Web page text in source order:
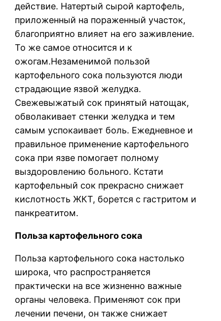
действие. Натертый сырой картофель,
приложенный на пораженный участок,
благоприятно влияет на его заживление.
То же самое относится и к
ожогам.Незаменимой пользой
картофельного сока пользуются люди
страдающие язвой желудка.
Свежевыжатый сок принятый натощак,
обволакивает стенки желудка и тем
самым успокаивает боль. Ежедневное и
правильное применение картофельного
сока при язве помогает полному
выздоровлению больного. Кстати
картофельный сок прекрасно снижает
кислотность ЖКТ, борется с гастритом и
панкреатитом.
Польза картофельного сока
Польза картофельного сока настолько
широка, что распространяется
практически на все жизненно важные
органы человека. Применяют сок при
лечении печени, он также снижает